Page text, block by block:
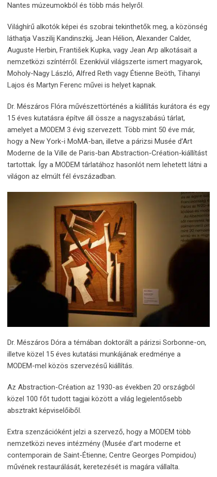
Nantes múzeumokból és több más helyről.
Világhírű alkotók képei és szobrai tekinthetők meg, a közönség
láthatja Vaszilij Kandinszkij, Jean Hélion, Alexander Calder,
Auguste Herbin, František Kupka, vagy Jean Arp alkotásait a
nemzetközi színtérről. Ezenkívül világszerte ismert magyarok,
Moholy-Nagy László, Alfred Reth vagy Étienne Beöth, Tihanyi
Lajos és Martyn Ferenc művei is helyet kapnak.
Dr. Mészáros Flóra művészettörténés a kiállítás kurátora és egy
15 éves kutatásra építve áll össze a nagyszabású tárlat,
amelyet a MODEM 3 évig szervezett. Több mint 50 éve már,
hogy a New York-i MoMA-ban, illetve a párizsi Musée d’Art
Moderne de la Ville de Paris-ban Abstraction-Création-kiállítást
tartottak. Így a MODEM tárlatához hasonlót nem lehetett látni a
világon az elmúlt fél évszázadban.
Dr. Mészáros Dóra a témában doktorált a párizsi Sorbonne-on,
illetve közel 15 éves kutatási munkájának eredménye a
MODEM-mel közös szervezésű kiállítás.
Az Abstraction-Création az 1930-as években 20 országból
közel 100 főt tudott tagjai között a világ legjelentősebb
absztrakt képviselőiből.
Extra szenzációként jelzi a szervező, hogy a MODEM több
nemzetközi neves intézmény (Musée d’art moderne et
contemporain de Saint-Étienne; Centre Georges Pompidou)
művének restaurálását, keretezését is magára vállalta.